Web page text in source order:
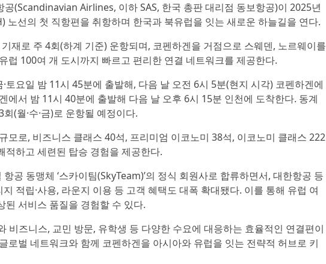
공(Scandinavian Airlines, 이하 SAS, 한국 총판 대리점 동보항공)이 2025년
노선의 첫 직항편을 취항하며 한국과 북유럽을 잇는 새로운 하늘길을 연다.
재로 주 4회(하계 기준) 운항되며, 코펜하겐을 거점으로 스웨덴, 노르웨이를
럽 100여 개 도시까지 빠르고 편리한 연결 네트워크를 제공한다.
·토요일 밤 11시 45분에 출발해, 다음 날 오전 6시 5분(현지 시각) 코펜하겐에
에서 밤 11시 40분에 출발해 다음 날 오후 6시 15분 인천에 도착한다. 동계
(월·수·금)로 운항될 예정이다.
모로, 비즈니스 클래스 40석, 프리미엄 이코노미 38석, 이코노미 클래스 222
적하고 세련된 탑승 경험을 제공한다.
공 동맹체 ‘스카이팀(SkyTeam)’의 정식 회원사로 합류하면서, 대한항공 등
적립·사용, 라운지 이용 등 고객 혜택도 대폭 확대됐다. 이를 통해 유럽 여
된 서비스 품질을 경험할 수 있다.
비즈니스, 교민 방문, 유학생 등 다양한 수요에 대응하는 효율적인 연결편이
로벌 네트워크와 함께 코펜하겐을 아시아와 유럽을 잇는 전략적 허브로 키